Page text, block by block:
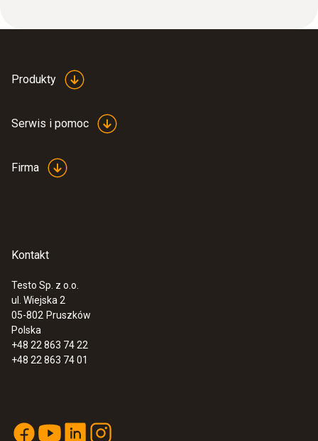
Produkty
Serwis i pomoc
Firma
Kontakt
Testo Sp. z o.o.
ul. Wiejska 2
05-802 Pruszków
Polska
+48 22 863 74 22
+48 22 863 74 01